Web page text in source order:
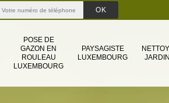
POSE DE
GAZON EN
ROULEAU
LUXEMBOURG
PAYSAGISTE
LUXEMBOURG